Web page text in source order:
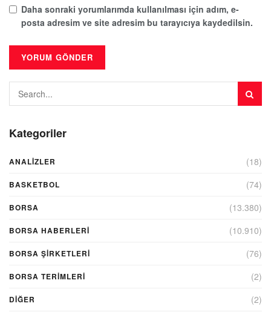
Daha sonraki yorumlarımda kullanılması için adım, e-
posta adresim ve site adresim bu tarayıcıya kaydedilsin.
Kategoriler
ANALIZLER (18)
BASKETBOL (74)
BORSA (13.380)
BORSA HABERLERI (10.910)
BORSA ŞIRKETLERI (76)
BORSA TERIMLERI (2)
DIĞER (2)